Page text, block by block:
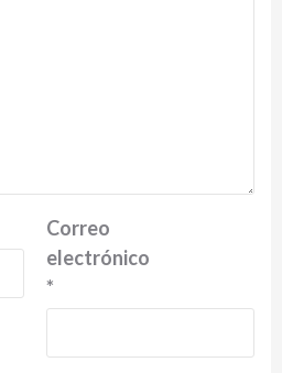
Correo
electrónico
*